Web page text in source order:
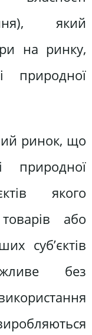
який
на ринку,
природної
ринок, що
природної
якого
або
суб’єктів
без